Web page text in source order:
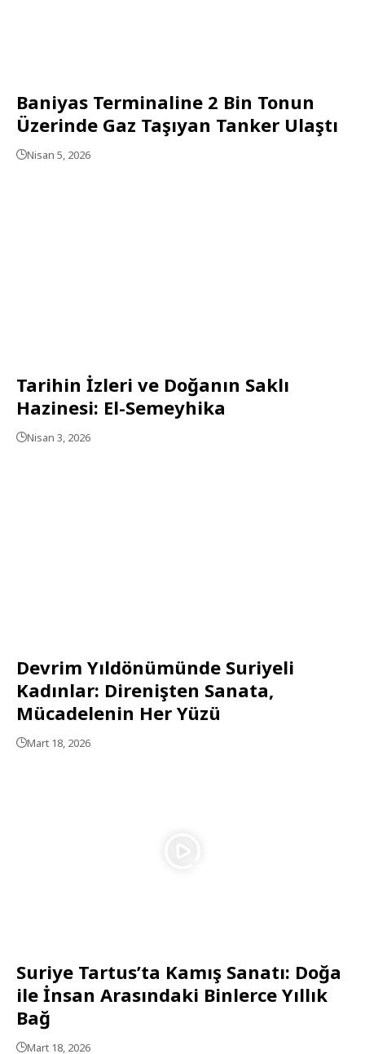
Baniyas Terminaline 2 Bin Tonun
Üzerinde Gaz Taşıyan Tanker Ulaştı
Nisan 5, 2026
Tarihin İzleri ve Doğanın Saklı
Hazinesi: El-Semeyhika
Nisan 3, 2026
Devrim Yıldönümünde Suriyeli
Kadınlar: Direnişten Sanata,
Mücadelenin Her Yüzü
Mart 18, 2026
Suriye Tartus’ta Kamış Sanatı: Doğa
ile İnsan Arasındaki Binlerce Yıllık
Bağ
Mart 18, 2026